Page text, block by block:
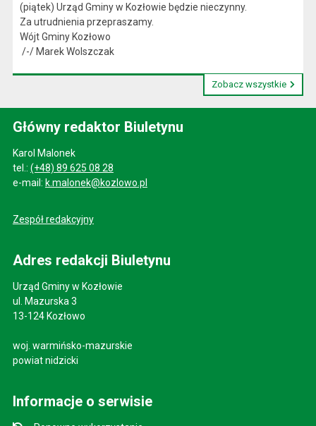
(piątek) Urząd Gminy w Kozłowie będzie nieczynny.
Za utrudnienia przepraszamy.
Wójt Gminy Kozłowo
/-/ Marek Wolszczak
Zobacz wszystkie
Główny redaktor Biuletynu
Karol Malonek
tel.: (+48) 89 625 08 28
e-mail: k.malonek@kozlowo.pl
Zespół redakcyjny
Adres redakcji Biuletynu
Urząd Gminy w Kozłowie
ul. Mazurska 3
13-124 Kozłowo
woj. warmińsko-mazurskie
powiat nidzicki
Informacje o serwisie